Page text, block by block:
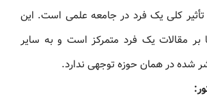
کلی یک فرد در جامعه علمی است. این
مقالات یک فرد متمرکز است و به سایر
شده در همان حوزه توجهی ندارد.